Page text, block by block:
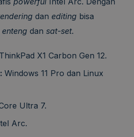
dan editing bisa
enteng dan sat-set.
X1 Carbon Gen 12.
Windows 11 Pro dan Linux
Ultra 7.
Arc.